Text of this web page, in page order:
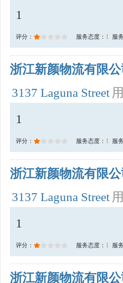
1
评分： 服务态度： 1 服
浙江新颜物流有限公
3137 Laguna Street
1
评分： 服务态度： 1 服
浙江新颜物流有限公
3137 Laguna Street
1
评分： 服务态度： 1 服
浙江新颜物流有限公